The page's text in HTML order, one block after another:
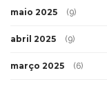
maio 2025 (9)
abril 2025 (9)
março 2025 (6)